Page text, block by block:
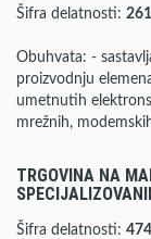
Šifra delatnosti:
Obuhvata: -
proizvodnju
umetnutih
mrežnih,
TRGOVINA NA
Šifra delatnosti: